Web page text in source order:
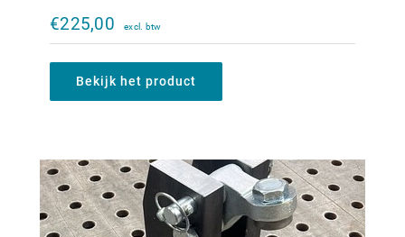
€225,00
Bekijk het product
€485,00